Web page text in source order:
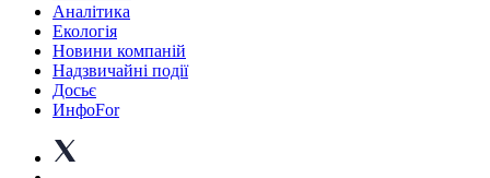
Аналітика
Екологія
Новини компаній
Надзвичайні події
Досьє
ИнфоFor